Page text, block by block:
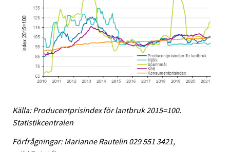
Källa: Producentprisindex för lantbruk 2015=100.
Statistikcentralen
Förfrågningar: Marianne Rautelin 029 551 3421,